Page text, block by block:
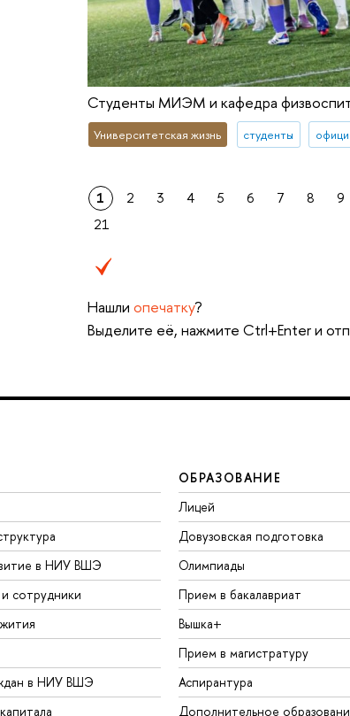
Студенты МИЭМ и кафедра
Университетская жизнь студенты
1 2 3 4 5 6 7 8 9
21
Нашли опечатку?
Выделите её, нажмите Ctrl+Enter и
в НИУ ВШЭ
сотрудники
в НИУ ВШЭ
ОБРАЗОВАНИЕ
Лицей
Довузовская подготовка
Олимпиады
Прием в бакалавриат
Вышка+
Прием в магистратуру
Аспирантура
Дополнительное